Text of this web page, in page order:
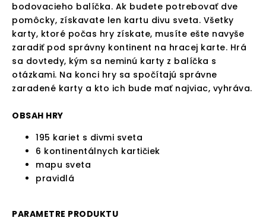
bodovacieho balíčka. Ak budete potrebovať dve
pomôcky, získavate len kartu divu sveta. Všetky
karty, ktoré počas hry získate, musíte ešte navyše
zaradiť pod správny kontinent na hracej karte. Hrá
sa dovtedy, kým sa neminú karty z balíčka s
otázkami. Na konci hry sa spočítajú správne
zaradené karty a kto ich bude mať najviac, vyhráva.
OBSAH HRY
195 kariet s divmi sveta
6 kontinentálnych kartičiek
mapu sveta
pravidlá
PARAMETRE PRODUKTU